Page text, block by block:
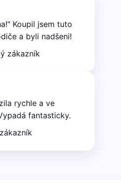
Koupil jsem tuto
a byli nadšeni!
zákazník
rychle a ve
fantasticky.